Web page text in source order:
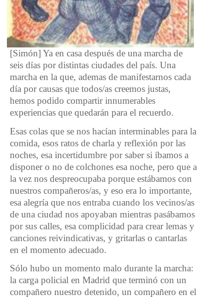
[Simón] Ya en casa después de una marcha de
seis días por distintas ciudades del país. Una
marcha en la que, ademas de manifestarnos cada
día por causas que todos/as creemos justas,
hemos podido compartir innumerables
experiencias que quedarán para el recuerdo.
Esas colas que se nos hacían interminables para la
comida, esos ratos de charla y reflexión por las
noches, esa incertidumbre por saber si íbamos a
disponer o no de colchones esa noche, pero que a
la vez nos despreocupaba porque estábamos con
nuestros compañeros/as, y eso era lo importante,
esa alegría que nos entraba cuando los vecinos/as
de una ciudad nos apoyaban mientras pasábamos
por sus calles, esa complicidad para crear lemas y
canciones reivindicativas, y gritarlas o cantarlas
en el momento adecuado.
Sólo hubo un momento malo durante la marcha:
la carga policial en Madrid que terminó con un
compañero nuestro detenido, un compañero en el